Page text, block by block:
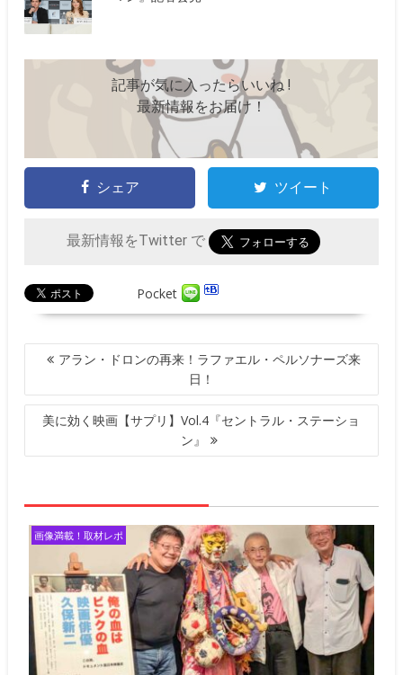
記事が気に入ったらいいね !
最新情報をお届け！
シェア ツイート
最新情報をTwitter で
Pocket
投
ナ
ビ
ー
ン
アラン・ドロンの再来！ラファエル・ペルソナーズ来
日！
美に効く映画【サプリ】Vol.4『セントラル・ステーショ
ン』
画像満載！取材レポ